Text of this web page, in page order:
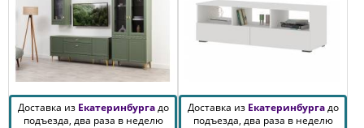
Доставка из Екатеринбургадо
подъезда, два раза в неделю
Доставка из Екатеринбургадо
подъезда, два раза в неделю